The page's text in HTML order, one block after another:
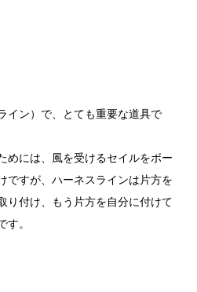
イン）で、とても重要な道具で
めには、風を受けるセイルをボー
ですが、ハーネスラインは片方を
り付け、もう片方を自分に付けて
。